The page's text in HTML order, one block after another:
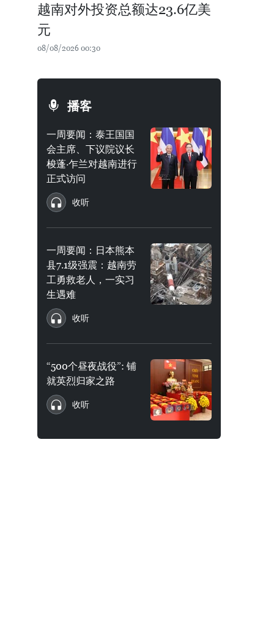
越南对外投资总额达23.6亿美
元
08/08/2026 00:30
播客
一周要闻：泰王国国
会主席、下议院议长
梭蓬·乍兰对越南进行
正式访问
收听
一周要闻：日本熊本
县7.1级强震：越南劳
工勇救老人，一实习
生遇难
收听
“500个昼夜战役”: 铺
就英烈归家之路
收听